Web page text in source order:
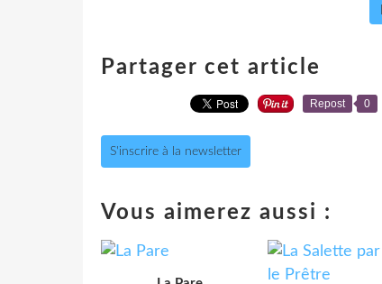
Partager cet article
Repost 0
S'inscrire à la newsletter
Vous aimerez aussi :